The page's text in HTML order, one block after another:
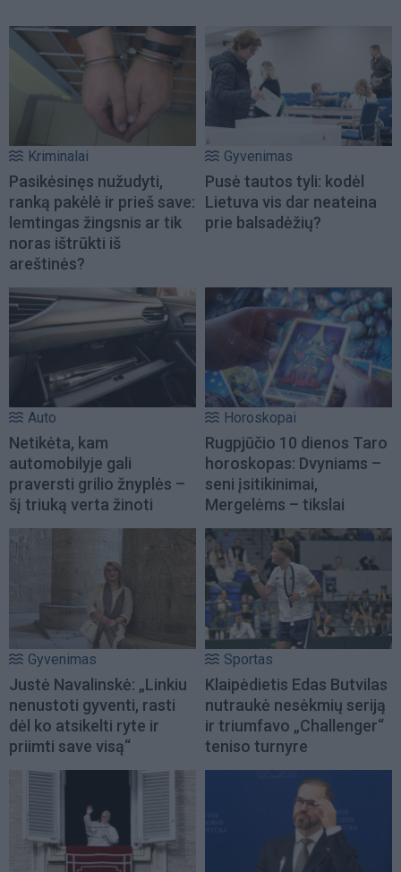
Kriminalai
Pasikėsinęs nužudyti,
ranką pakėlė ir prieš save:
lemtingas žingsnis ar tik
noras ištrūkti iš
areštinės?
Gyvenimas
Pusė tautos tyli: kodėl
Lietuva vis dar neateina
prie balsadėžių?
Auto
Netikėta, kam
automobilyje gali
praversti grilio žnyplės –
šį triuką verta žinoti
Horoskopai
Rugpjūčio 10 dienos Taro
horoskopas: Dvyniams –
seni įsitikinimai,
Mergelėms – tikslai
Gyvenimas
Justė Navalinskė: „Linkiu
nenustoti gyventi, rasti
dėl ko atsikelti ryte ir
priimti save visą“
Sportas
Klaipėdietis Edas Butvilas
nutraukė nesėkmių seriją
ir triumfavo „Challenger“
teniso turnyre